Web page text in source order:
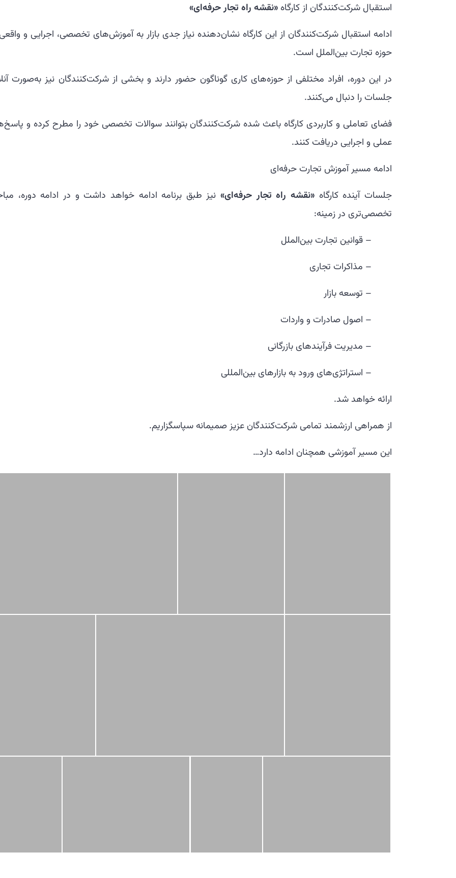
استقبال شرکت‌کنندگان از کارگاه «نقشه راه تجار حرفه‌ای»
ادامه استقبال شرکت‌کنندگان از این کارگاه نشان‌دهنده نیاز جدی بازار به آموزش‌های تخصصی، اجرایی و
حوزه تجارت بین‌الملل است.
در این دوره، افراد مختلفی از حوزه‌های کاری گوناگون حضور دارند و بخشی از شرکت‌کنندگان نیز به‌صورت
جلسات را دنبال می‌کنند.
فضای تعاملی و کاربردی کارگاه باعث شده شرکت‌کنندگان بتوانند سوالات تخصصی خود را مطرح کرده و
عملی و اجرایی دریافت کنند.
ادامه مسیر آموزش تجارت حرفه‌ای
جلسات آینده کارگاه «نقشه راه تجار حرفه‌ای»نیز طبق برنامه ادامه خواهد داشت و در ادامه دوره،
تخصصی‌تری در زمینه:
– قوانین تجارت بین‌الملل
– مذاکرات تجاری
– توسعه بازار
– اصول صادرات و واردات
– مدیریت فرآیندهای بازرگانی
– استراتژی‌های ورود به بازارهای بین‌المللی
ارائه خواهد شد.
از همراهی ارزشمند تمامی شرکت‌کنندگان عزیز صمیمانه سپاسگزاریم.
این مسیر آموزشی همچنان ادامه دارد…